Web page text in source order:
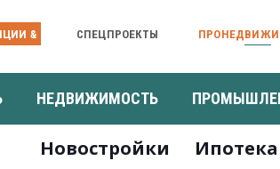
& СПЕЦПРОЕКТЫ
НЕДВИЖИМОСТЬ
Новостройки Ипотека